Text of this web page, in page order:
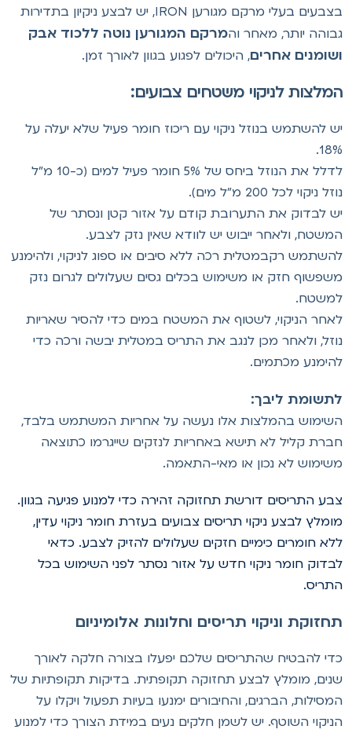
בצבעים בעלי מרקם מגורען IRON, יש לבצע ניקיון בתדירות
יותר, מאחר וה מרקם המגורען נוטה ללכוד אבק
אחרים, היכולים לפגוע בגוון לאורך זמן.
לניקוי משטחים צבועים:
להשתמש בנוזל ניקוי עם ריכוז חומר פעיל שלא יעלה על
לדלל את הנוזל ביחס של 5% חומר פעיל למים (כ-10 מ"ל
ניקוי לכל 200 מ"ל מים).
לבדוק את התערובת קודם על אזור קטן ונסתר של
ולאחר ייבוש יש לוודא שאין נזק לצבע.
רקבמטלית רכה ללא סיבים או ספוג לניקוי, ולהימנע
חזק או משימוש בכלים גסים שעלולים לגרום נזק
הניקוי, לשטוף את המשטח במים כדי להסיר שאריות
ולאחר מכן לנגב את התריס במטלית יבשה ורכה כדי
מכתמים.
ליבך:
בהמלצות אלו נעשה על אחריות המשתמש בלבד,
קליל לא תישא באחריות לנזקים שייגרמו כתוצאה
לא נכון או מאי-התאמה.
התריסים דורשת תחזוקה זהירה כדי למנוע פגיעה בגוון.
לבצע ניקוי תריסים צבועים בעזרת חומר ניקוי עדין,
חומרים כימיים חזקים שעלולים להזיק לצבע. כדאי
חומר ניקוי חדש על אזור נסתר לפני השימוש בכל
וניקוי תריסים וחלונות אלומיניום
להבטיח שהתריסים שלכם יפעלו בצורה חלקה לאורך
מומלץ לבצע תחזוקה תקופתית. בדיקות תקופתיות של
הברגים, והחיבורים ימנעו בעיות תפעול ויקלו על
השוטף. יש לשמן חלקים נעים במידת הצורך כדי למנוע